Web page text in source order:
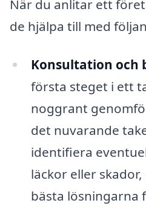
När du anlitar ett
de hjälpa till med
Konsultation och
första steget i ett
noggrant
det nuvarande
identifiera
läckor eller
bästa lösningarna